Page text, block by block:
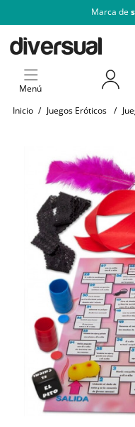
Marca de
Menú
Inicio / Juegos Eróticos /